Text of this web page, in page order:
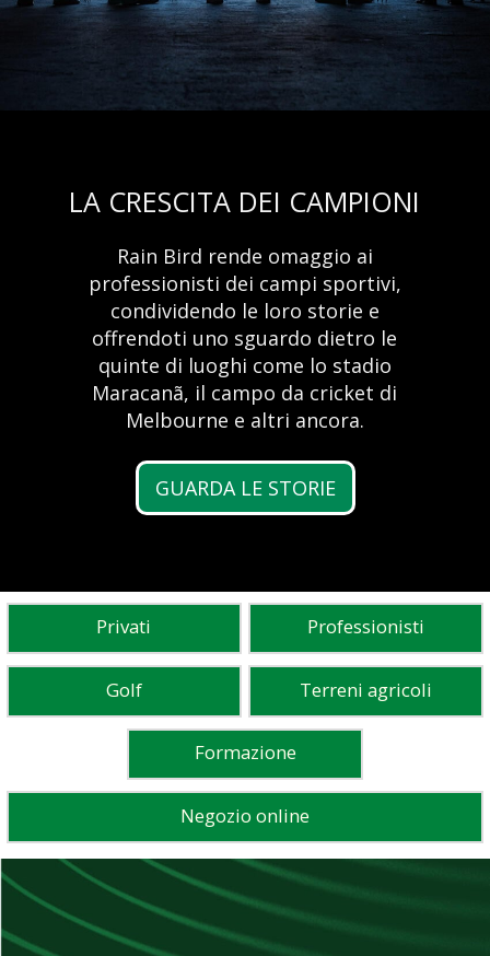
LA CRESCITA DEI CAMPIONI
Rain Bird rende omaggio ai
professionisti dei campi sportivi,
condividendo le loro storie e
offrendoti uno sguardo dietro le
quinte di luoghi come lo stadio
Maracanã, il campo da cricket di
Melbourne e altri ancora.
GUARDA LE STORIE
Benefits of
Automatic Irrigation
Learn More
RC2 Controller
Speed Comes Standard
Now Available in the New Rain Bird 2.0 App
LEARN MORE
Privati Professionisti
Golf Terreni agricoli
Formazione
Negozio online